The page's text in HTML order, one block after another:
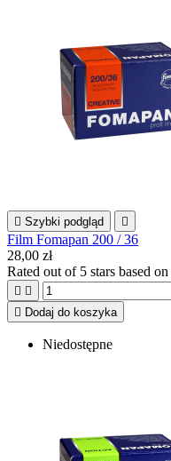
 Szybki podgląd 
Film Fomapan 200 / 36
28,00 zł
Rated out of 5 stars based on
 
 Dodaj do koszyka
Niedostępne